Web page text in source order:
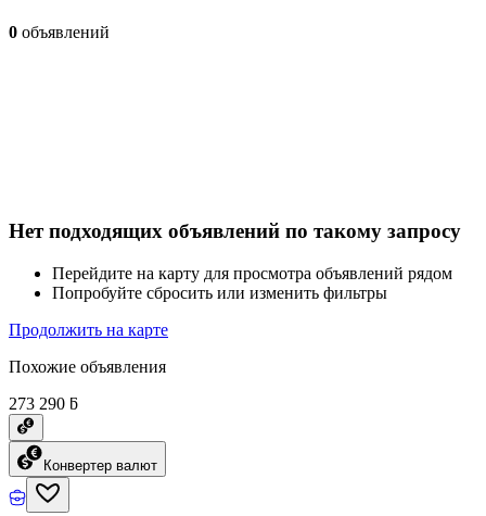
0 объявлений
Нет подходящих объявлений по такому запросу
Перейдите на карту для просмотра объявлений рядом
Попробуйте сбросить или изменить фильтры
Продолжить на карте
Похожие объявления
273 290 ƃ
Конвертер валют